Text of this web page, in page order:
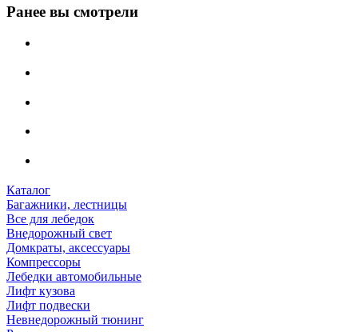
Ранее вы смотрели
Каталог
Багажники, лестницы
Все для лебедок
Внедорожный свет
Домкраты, аксессуары
Компрессоры
Лебедки автомобильные
Лифт кузова
Лифт подвески
Невнедорожный тюнинг